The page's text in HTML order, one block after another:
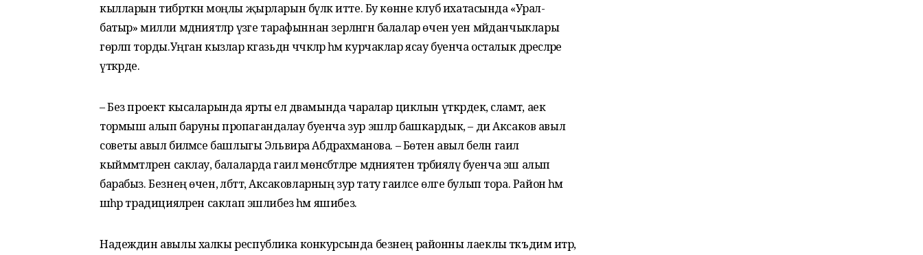
кылларын тибрәткән моңлы җырларын бүләк итте. Бу көнне клуб ихатасында «Урал-
батыр» милли мәдәниятләр үзәге тарафыннан әзерләнгән балалар өчен уен мәйданчыклары
гөрләп торды.Уңган кызлар кәгазьдән чәчкәләр һәм курчаклар ясау буенча осталык дәресләре
үткәрде.
– Без проект кысаларында ярты ел дәвамында чаралар циклын үткәрдек, сәламәт, аек
тормыш алып баруны пропагандалау буенча зур эшләр башкардык, – ди Аксаков авыл
советы авыл биләмәсе башлыгы Эльвира Абдрахманова. – Бөтен авыл белән гаилә
кыйммәтләрен саклау, балаларда гаилә мөнәсәбәтләре мәдәниятен тәрбияләү буенча эш алып
барабыз. Безнең өчен, әлбәттә, Аксаковларның зур тату гаиләсе өлге булып тора. Район һәм
шәһәр традицияләрен саклап эшлибез һәм яшибез.
Надеждин авылы халкы республика конкурсында безнең районны лаеклы тәкъдим итәр,